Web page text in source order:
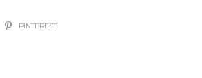
PINTEREST